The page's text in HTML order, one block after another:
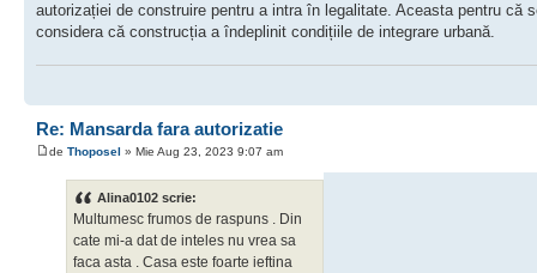
autorizației de construire pentru a intra în legalitate. Aceasta pentru că
considera că construcția a îndeplinit condițiile de integrare urbană.
Re: Mansarda fara autorizatie
de Thoposel » Mie Aug 23, 2023 9:07 am
Alina0102 scrie:
Multumesc frumos de raspuns . Din
cate mi-a dat de inteles nu vrea sa
faca asta . Casa este foarte ieftina